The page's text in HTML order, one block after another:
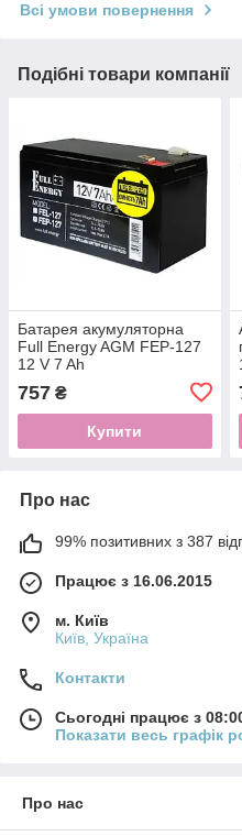
Всі умови повернення
Подібні товари компанії
Батарея акумуляторна
Full Energy AGM FEP-127
12 V 7 Ah
757 ₴
Купити
Про нас
99% позитивних з 387
Працює з 16.06.2015
м. Київ
Київ, Україна
Контакти
Сьогодні працює з
Показати весь графік
Про нас